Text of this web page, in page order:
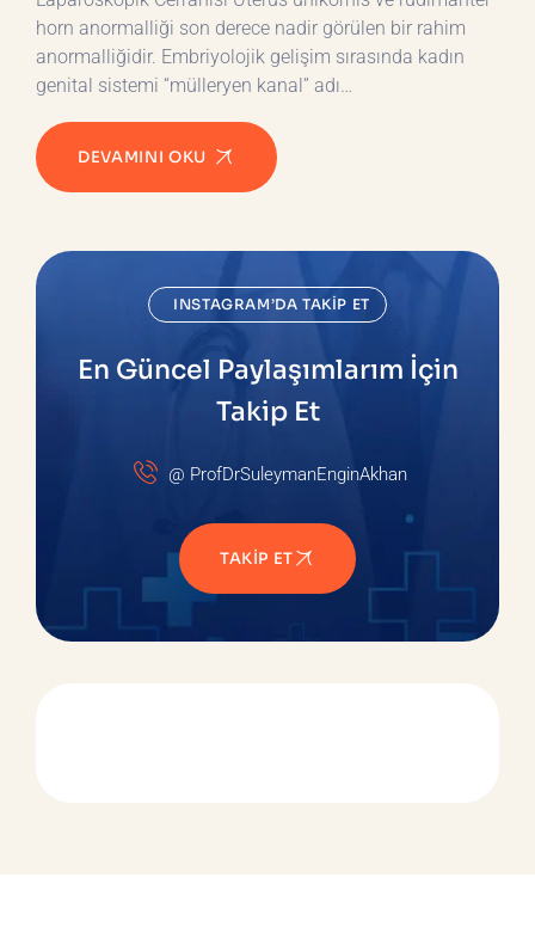
horn anormalliği son derece nadir görülen bir rahim
anormalliğidir. Embriyolojik gelişim sırasında kadın
genital sistemi “mülleryen kanal” adı…
DEVAMINI OKU
INSTAGRAM’DA TAKIP ET
En Güncel Paylaşımlarım İçin
Takip Et
@ ProfDrSuleymanEnginAkhan
TAKIP ET